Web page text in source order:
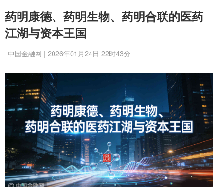
药明康德、药明生物、药明合联的医药
江湖与资本王国
中国金融网 | 2026年01月24日 22时43分